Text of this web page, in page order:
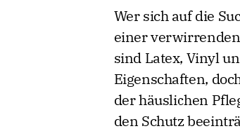
Wer sich auf die
einer
sind Latex, Vinyl
Eigenschaften,
der häuslichen
den Schutz